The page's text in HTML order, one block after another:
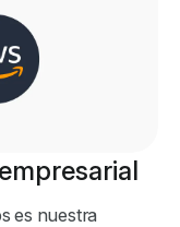
es nuestra